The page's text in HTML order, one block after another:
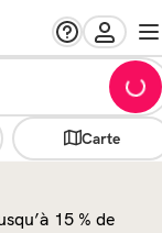
Carte
15 % de